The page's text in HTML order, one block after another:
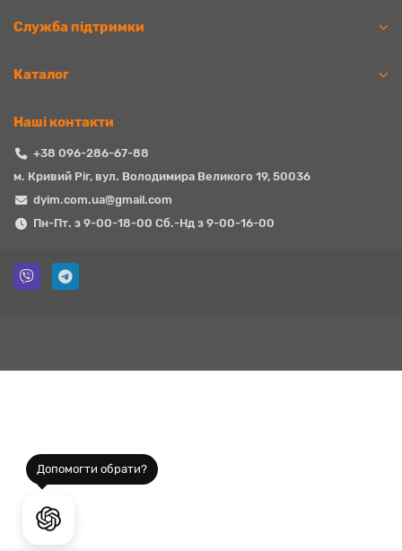
Допомогти обрати?
Служба підтримки
Каталог
Наші контакти
+38 096-286-67-88
м. Кривий Ріг, вул. Володимира Великого 19, 50036
dyim.com.ua@gmail.com
Пн-Пт. з 9-00-18-00 Сб.-Нд з 9-00-16-00